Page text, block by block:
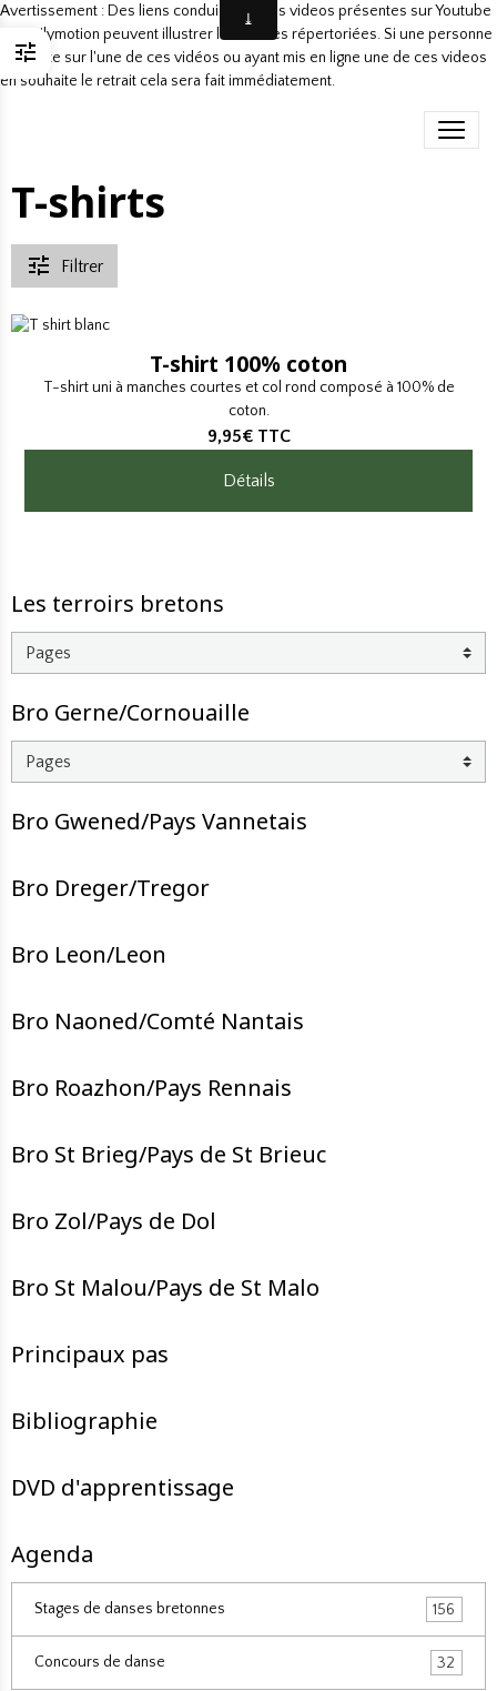
Avertissement : Des liens conduisant à des videos présentes sur Youtube
ou Dailymotion peuvent illustrer les danses répertoriées. Si une personne
présente sur l'une de ces vidéos ou ayant mis en ligne une de ces videos
en souhaite le retrait cela sera fait immédiatement.
T-shirts
Filtrer
T-shirt 100% coton
T-shirt uni à manches courtes et col rond composé à 100% de
coton.
9,95€ TTC
Détails
Les terroirs bretons
Bro Gerne/Cornouaille
Bro Gwened/Pays Vannetais
Bro Dreger/Tregor
Bro Leon/Leon
Bro Naoned/Comté Nantais
Bro Roazhon/Pays Rennais
Bro St Brieg/Pays de St Brieuc
Bro Zol/Pays de Dol
Bro St Malou/Pays de St Malo
Principaux pas
Bibliographie
DVD d'apprentissage
Agenda
Stages de danses bretonnes 156
Concours de danse 32